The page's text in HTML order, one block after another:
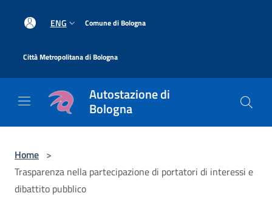
ENG Comune di Bologna
Città Metropolitana di Bologna
Autostazione di
Bologna
Home >
Trasparenza nella partecipazione di portatori di interessi e
dibattito pubblico